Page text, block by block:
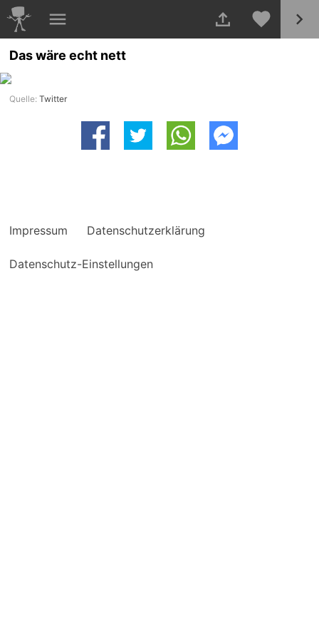
Das wäre echt nett
Quelle:Twitter
Impressum Datenschutzerklärung
Datenschutz-Einstellungen